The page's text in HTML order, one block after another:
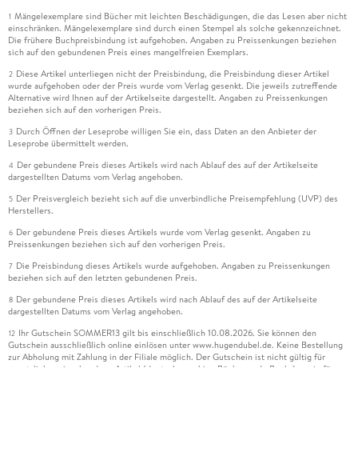
1 Mängelexemplare sind Bücher mit leichten Beschädigungen, die das Lesen aber nicht
einschränken. Mängelexemplare sind durch einen Stempel als solche gekennzeichnet.
Die frühere Buchpreisbindung ist aufgehoben. Angaben zu Preissenkungen beziehen
sich auf den gebundenen Preis eines mangelfreien Exemplars.
2 Diese Artikel unterliegen nicht der Preisbindung, die Preisbindung dieser Artikel
wurde aufgehoben oder der Preis wurde vom Verlag gesenkt. Die jeweils zutreffende
Alternative wird Ihnen auf der Artikelseite dargestellt. Angaben zu Preissenkungen
beziehen sich auf den vorherigen Preis.
3 Durch Öffnen der Leseprobe willigen Sie ein, dass Daten an den Anbieter der
Leseprobe übermittelt werden.
4 Der gebundene Preis dieses Artikels wird nach Ablauf des auf der Artikelseite
dargestellten Datums vom Verlag angehoben.
5 Der Preisvergleich bezieht sich auf die unverbindliche Preisempfehlung (UVP) des
Herstellers.
6 Der gebundene Preis dieses Artikels wurde vom Verlag gesenkt. Angaben zu
Preissenkungen beziehen sich auf den vorherigen Preis.
7 Die Preisbindung dieses Artikels wurde aufgehoben. Angaben zu Preissenkungen
beziehen sich auf den letzten gebundenen Preis.
8 Der gebundene Preis dieses Artikels wird nach Ablauf des auf der Artikelseite
dargestellten Datums vom Verlag angehoben.
12 Ihr Gutschein SOMMER13 gilt bis einschließlich 10.08.2026. Sie können den
Gutschein ausschließlich online einlösen unter www.hugendubel.de. Keine Bestellung
zur Abholung mit Zahlung in der Filiale möglich. Der Gutschein ist nicht gültig für
gesetzlich preisgebundene Artikel (deutschsprachige Bücher und eBooks) sowie für